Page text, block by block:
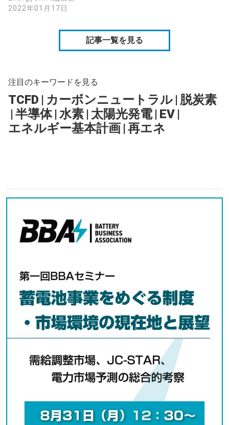
2022年01月17日
記事一覧を見る
注目のキーワードを見る
TCFD | カーボンニュートラル | 脱炭素
|半導体 |水素 | 太陽光発電 | EV |
エネルギー基本計画 |再エネ